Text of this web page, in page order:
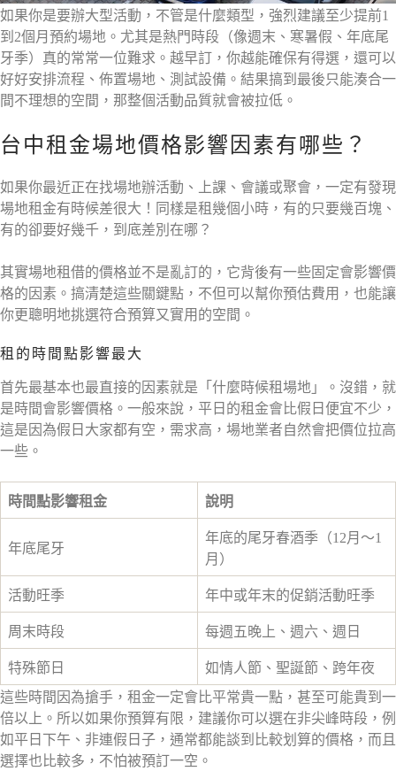
如果你是要辦大型活動，不管是什麼類型，強烈建議至少提前1
到2個月預約場地。尤其是熱門時段（像週末、寒暑假、年底尾
牙季）真的常常一位難求。越早訂，你越能確保有得選，還可以
好好安排流程、佈置場地、測試設備。結果搞到最後只能湊合一
間不理想的空間，那整個活動品質就會被拉低。
台中租金場地價格影響因素有哪些？
如果你最近正在找場地辦活動、上課、會議或聚會，一定有發現
場地租金有時候差很大！同樣是租幾個小時，有的只要幾百塊、
有的卻要好幾千，到底差別在哪？
其實場地租借的價格並不是亂訂的，它背後有一些固定會影響價
格的因素。搞清楚這些關鍵點，不但可以幫你預估費用，也能讓
你更聰明地挑選符合預算又實用的空間。
租的時間點影響最大
首先最基本也最直接的因素就是「什麼時候租場地」。沒錯，就
是時間會影響價格。一般來說，平日的租金會比假日便宜不少，
這是因為假日大家都有空，需求高，場地業者自然會把價位拉高
一些。
時間點影響租金 說明
年底尾牙
年底的尾牙春酒季（12月～1
月）
活動旺季 年中或年末的促銷活動旺季
周末時段 每週五晚上、週六、週日
特殊節日
如情人節、聖誕節、跨年夜
這些時間因為搶手，租金一定會比平常貴一點，甚至可能貴到一
倍以上。所以如果你預算有限，建議你可以選在非尖峰時段，例
如平日下午、非連假日子，通常都能談到比較划算的價格，而且
選擇也比較多，不怕被預訂一空。